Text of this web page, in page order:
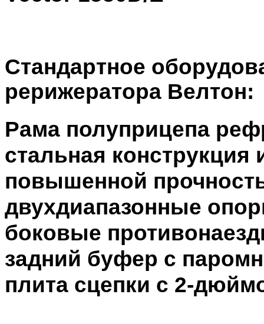
Стандартное
рерижератора Велтон:
Pама полуприцепа
стальная конструкция
повышенной
двухдиапазонные
боковые
задний буфер с
плита сцепки с 2-